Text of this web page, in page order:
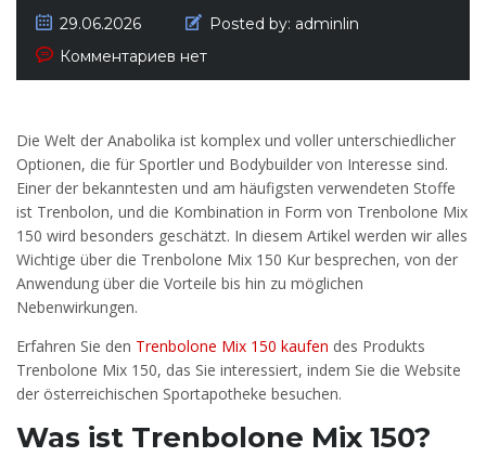
29.06.2026 Posted by: adminlin
Комментариев нет
Die Welt der Anabolika ist komplex und voller unterschiedlicher
Optionen, die für Sportler und Bodybuilder von Interesse sind.
Einer der bekanntesten und am häufigsten verwendeten Stoffe
ist Trenbolon, und die Kombination in Form von Trenbolone Mix
150 wird besonders geschätzt. In diesem Artikel werden wir alles
Wichtige über die Trenbolone Mix 150 Kur besprechen, von der
Anwendung über die Vorteile bis hin zu möglichen
Nebenwirkungen.
Erfahren Sie den Trenbolone Mix 150 kaufen des Produkts
Trenbolone Mix 150, das Sie interessiert, indem Sie die Website
der österreichischen Sportapotheke besuchen.
Was ist Trenbolone Mix 150?